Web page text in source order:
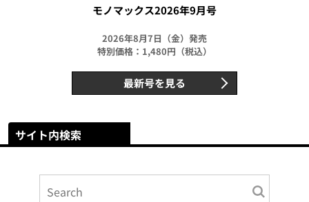
モノマックス2026年9月号
2026年8月7日（金）発売
特別価格：1,480円（税込）
最新号を見る
サイト内検索